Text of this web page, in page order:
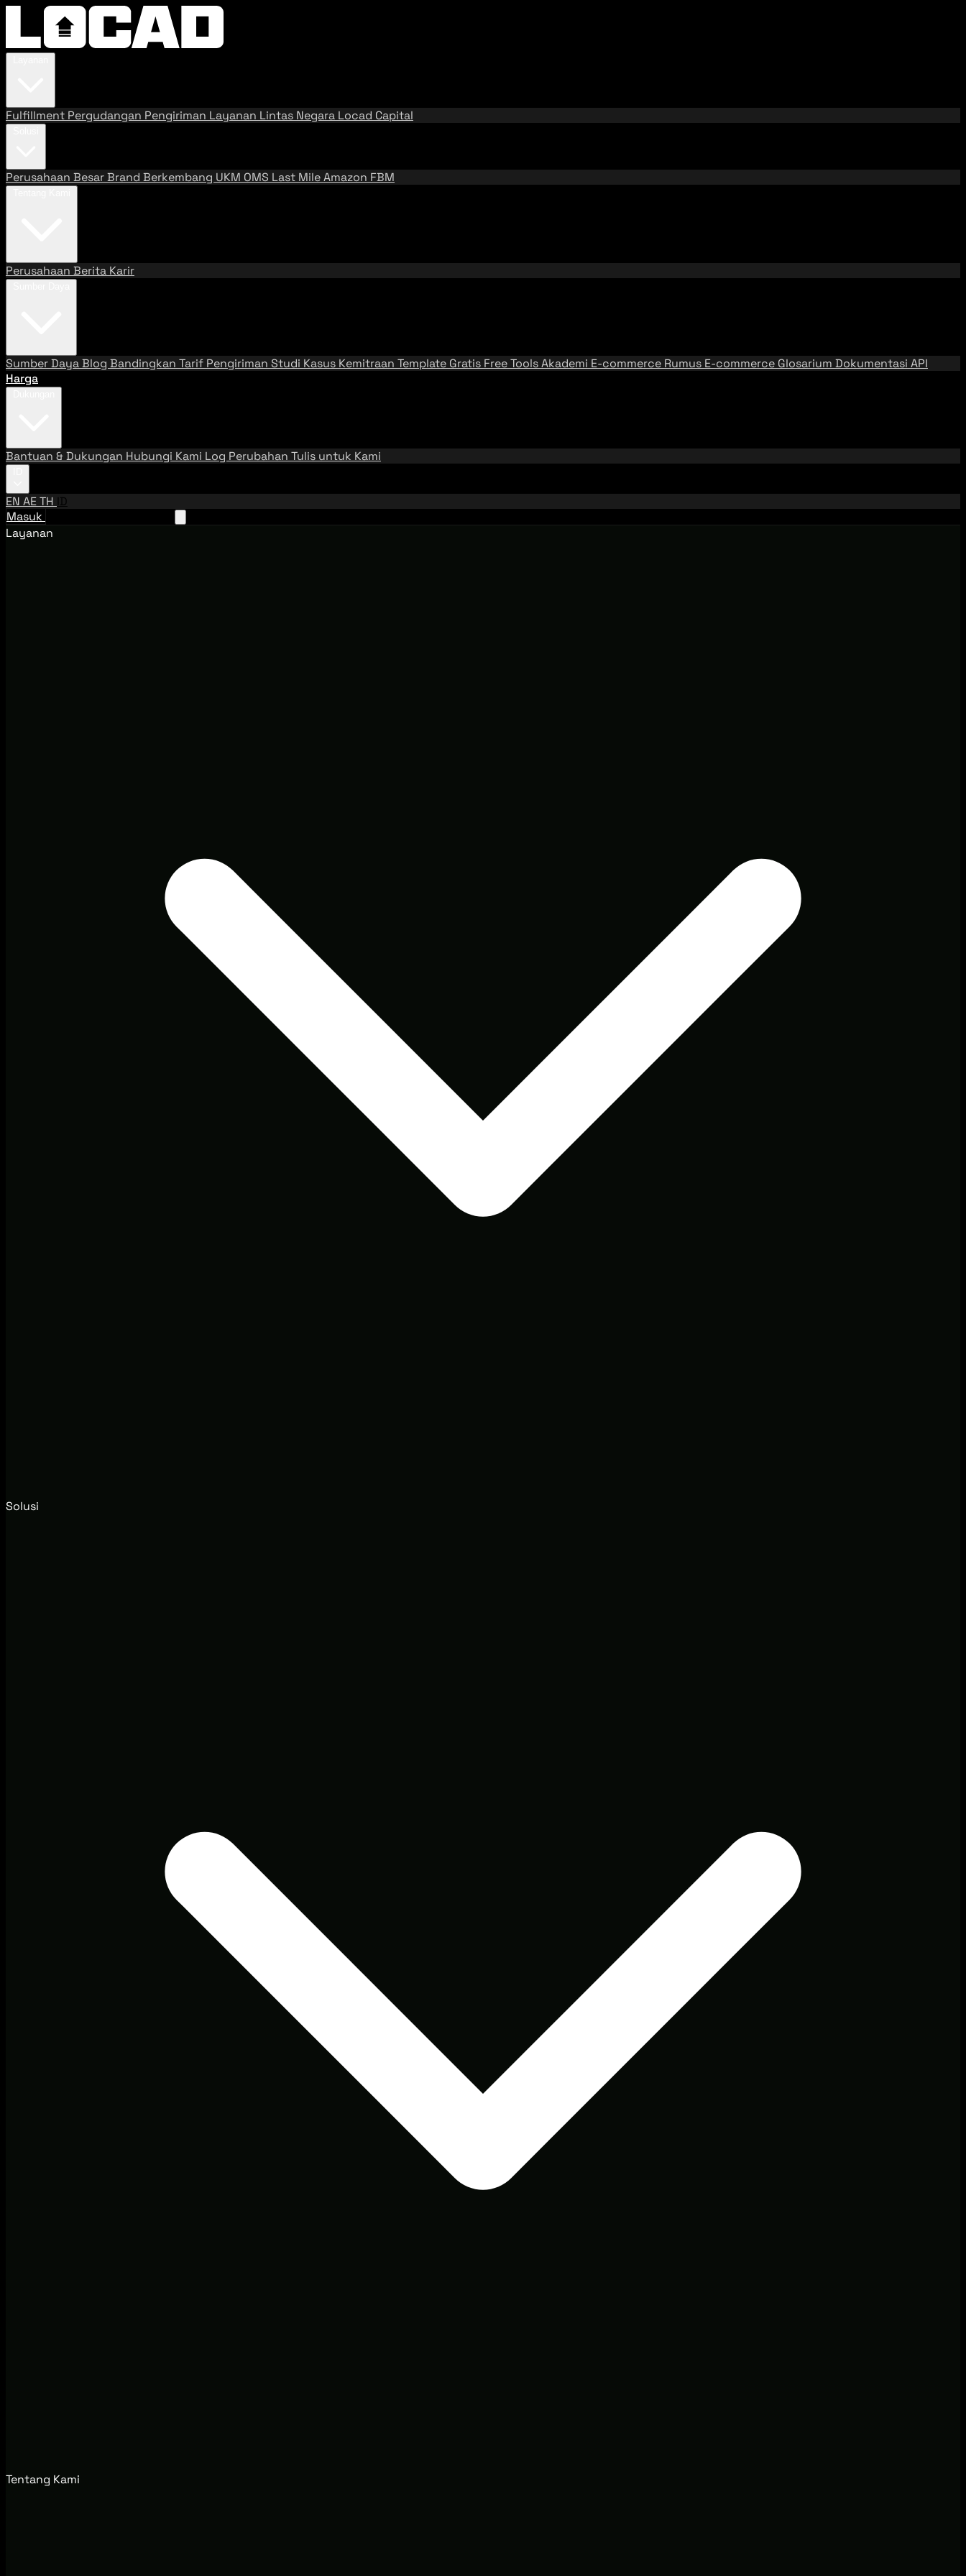
Fulfillment Pergudangan Pengiriman Layanan Lintas Negara Locad Capital
Perusahaan BesarBrand Berkembang UKM OMS Last MileAmazon FBM
Perusahaan Berita Karir
Sumber DayaBlog Bandingkan Tarif Pengiriman Studi Kasus Kemitraan Template Gratis Free ToolsAkademi E-commerce Rumus E-commerce Glosarium Dokumentasi API
Harga
Bantuan & Dukungan Hubungi Kami Log Perubahan Tulis untuk Kami
EN AETH ID
Masuk
Layanan
Solusi
Tentang Kami